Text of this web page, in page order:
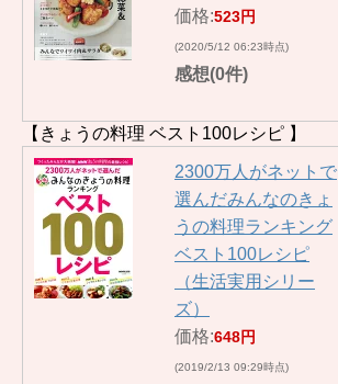
価格:523円
(2020/5/12 06:23時点)
感想(0件)
【きょうの料理 ベスト100レシピ 】
2300万人がネットで
選んだみんなのきょ
うの料理ランキング
ベスト100レシピ
（生活実用シリー
ズ）
価格:648円
(2019/2/13 09:29時点)